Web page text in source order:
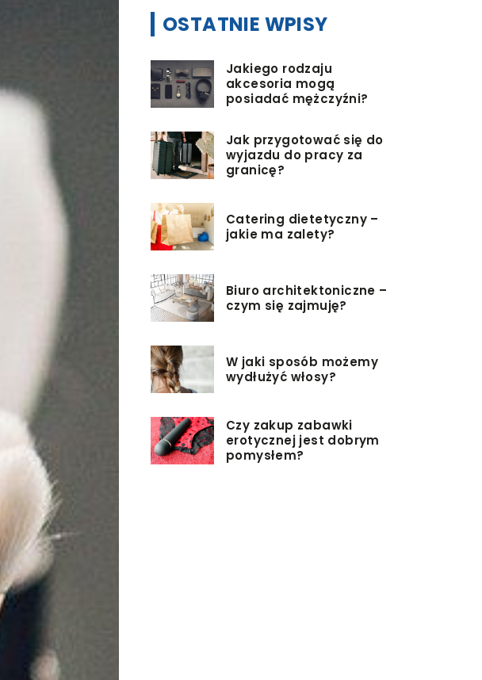
OSTATNIE WPISY
Jakiego rodzaju
akcesoria mogą
posiadać mężczyźni?
Jak przygotować się do
wyjazdu do pracy za
granicę?
Catering dietetyczny –
jakie ma zalety?
Biuro architektoniczne –
czym się zajmuję?
W jaki sposób możemy
wydłużyć włosy?
Czy zakup zabawki
erotycznej jest dobrym
pomysłem?